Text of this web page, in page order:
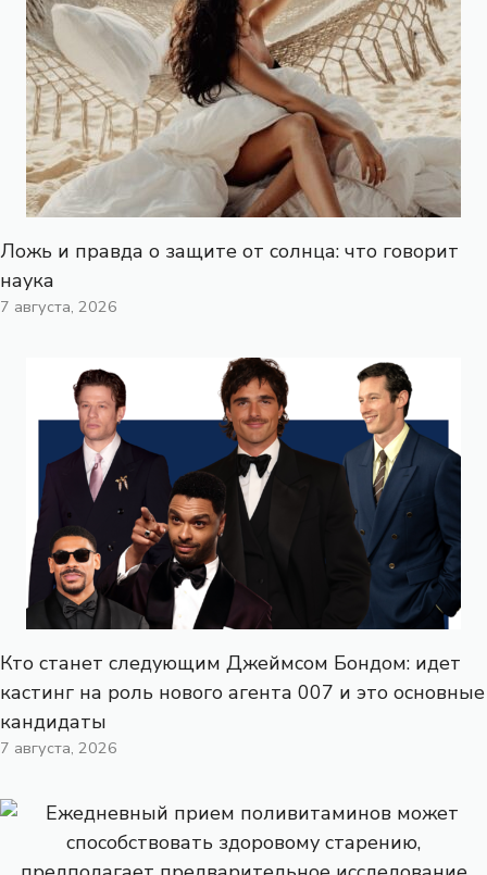
Ложь и правда о защите от солнца: что говорит
наука
7 августа, 2026
Кто станет следующим Джеймсом Бондом: идет
кастинг на роль нового агента 007 и это основные
кандидаты
7 августа, 2026